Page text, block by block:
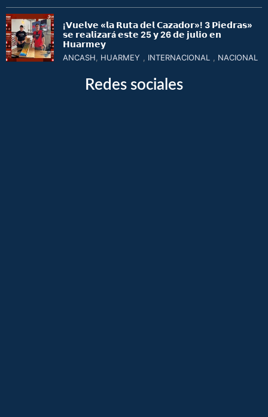
¡𝗩𝘂𝗲𝗹𝘃𝗲 «𝗹𝗮 𝗥𝘂𝘁𝗮 𝗱𝗲𝗹 𝗖𝗮𝘇𝗮𝗱𝗼𝗿»! 3 𝗣𝗶𝗲𝗱𝗿𝗮𝘀»
𝘀𝗲 𝗿𝗲𝗮𝗹𝗶𝘇𝗮𝗿á 𝗲𝘀𝘁𝗲 25 𝘆 26 𝗱𝗲 𝗷𝘂𝗹𝗶𝗼 𝗲𝗻
𝗛𝘂𝗮𝗿𝗺𝗲𝘆
ANCASH HUARMEY INTERNACIONAL NACIONAL
Redes sociales